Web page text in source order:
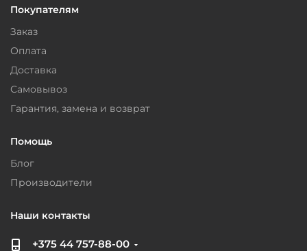
Покупателям
Заказ
Оплата
Доставка
Самовывоз
Гарантия, замена и возврат
Помощь
Блог
Производители
Наши контакты
+375 44 757-88-00